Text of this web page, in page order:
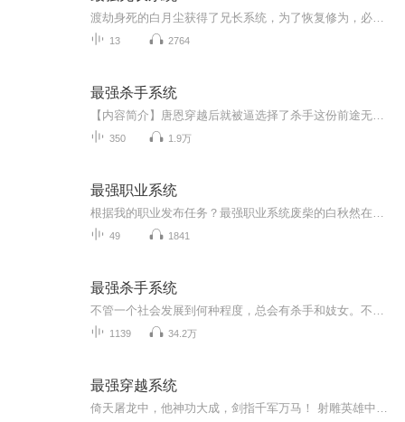
13 2764
最强杀手系统
350 1.9万
最强职业系统
49 1841
最强杀手系统
1139 34.2万
最强穿越系统